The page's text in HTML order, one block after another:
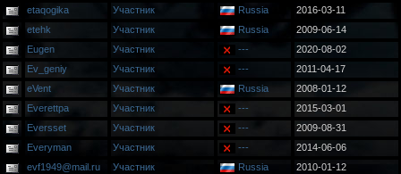
etaqogika
Участник Russia
2016-03-11
etehk
Участник Russia
2009-06-14
Eugen
Участник ---
2020-08-02
Ev_geniy
Участник ---
2011-04-17
eVent
Участник Russia
2008-01-12
Everettpa
Участник ---
2015-03-01
Eversset
Участник ---
2009-08-31
Everyman
Участник ---
2014-06-06
evf1949@mail.ru
Участник Russia
2010-01-12